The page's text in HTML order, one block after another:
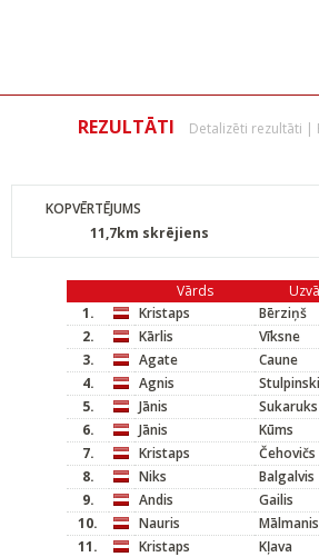
REZULTĀTI Detalizēti rezultāti |
KOPVĒRTĒJUMS
11,7km skrējiens
Vārds
1.
Kristaps Bērziņš
2.
Kārlis Vīksne
3.
Agate Caune
4.
Agnis
5.
Jānis Sukaruks
6.
Jānis Kūms
7.
Kristaps Čehovičs
8.
Niks Balgalvis
9.
Andis Gailis
10.
Nauris
Mālmanis
11.
Kristaps
Kļava